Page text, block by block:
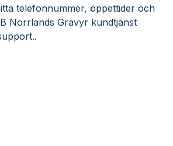
telefonnummer, öppettider och
Norrlands Gravyr kundtjänst